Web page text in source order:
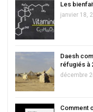
Les
janvier 18,
Daesh
réfugiés à
décembre
Comment